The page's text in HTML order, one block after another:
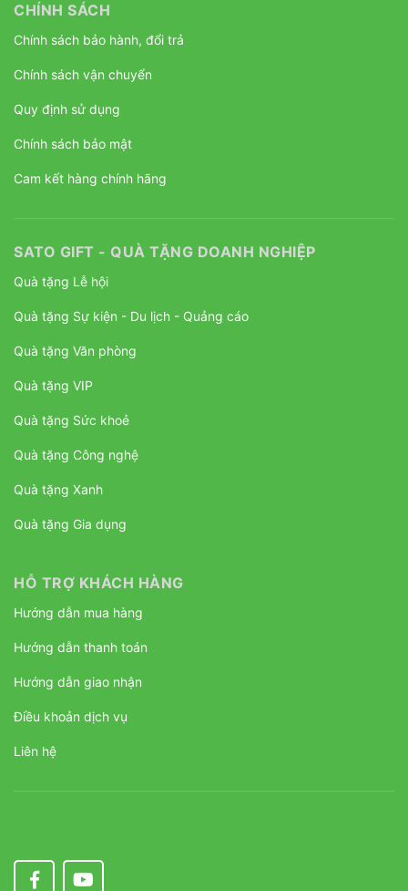
CHÍNH SÁCH
Chính sách bảo hành, đổi trả
Chính sách vận chuyển
Quy định sử dụng
Chính sách bảo mật
Cam kết hàng chính hãng
SATO GIFT - QUÀ TẶNG DOANH NGHIỆP
Quà tặng Lễ hội
Quà tặng Sự kiện - Du lịch - Quảng cáo
Quà tặng Văn phòng
Quà tặng VIP
Quà tặng Sức khoẻ
Quà tặng Công nghệ
Quà tặng Xanh
Quà tặng Gia dụng
HỖ TRỢ KHÁCH HÀNG
Hướng dẫn mua hàng
Hướng dẫn thanh toán
Hướng dẫn giao nhận
Điều khoản dịch vụ
Liên hệ